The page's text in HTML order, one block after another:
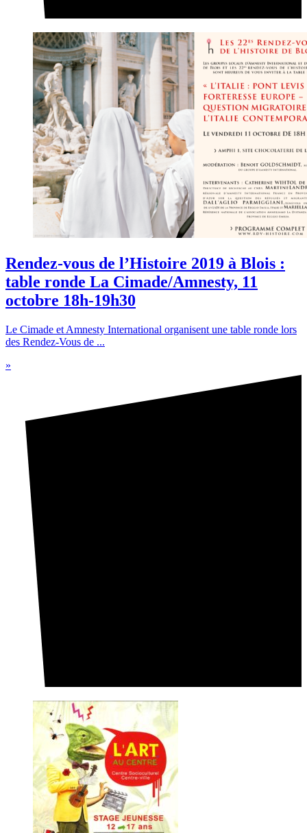
Rendez-vous de l’Histoire 2019 à Blois :
table ronde La Cimade/Amnesty, 11
octobre 18h-19h30
Le Cimade et Amnesty International organisent une table ronde lors
des Rendez-Vous de ...
»